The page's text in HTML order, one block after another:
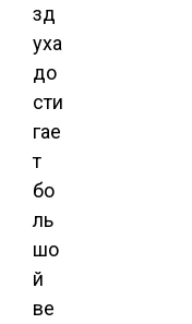
зд
уха
до
сти
гае
т
бо
ль
шо
й
ве